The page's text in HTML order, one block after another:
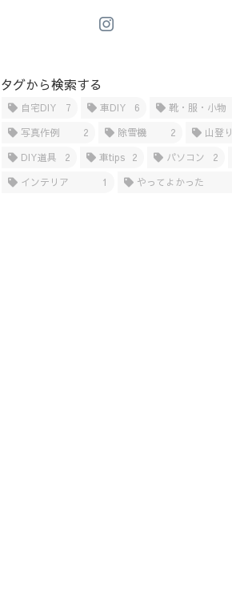
タグから検索する
自宅DIY 7 車DIY 6 靴・服・小物
写真作例
2 除雪機 2 山登り
DIY道具
2 車tips 2 パソコン 2
インテリア
1 やってよかった